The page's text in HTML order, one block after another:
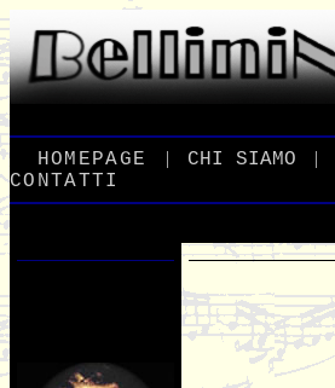
HOMEPAGE | CHI _SIAMO |
CONTATTI